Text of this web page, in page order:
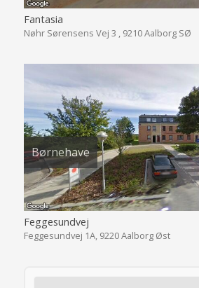
Fantasia
Nøhr Sørensens Vej 3 , 9210 Aalborg SØ
Børnehave
Feggesundvej
Feggesundvej 1A, 9220 Aalborg Øst